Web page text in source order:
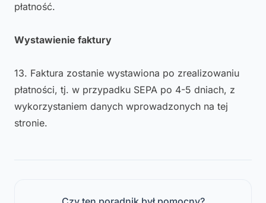
płatność.
Wystawienie faktury
13. Faktura zostanie wystawiona po zrealizowaniu
płatności, tj. w przypadku SEPA po 4-5 dniach, z
wykorzystaniem danych wprowadzonych na tej
stronie.